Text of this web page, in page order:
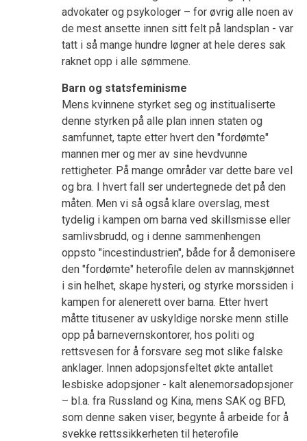
advokater og psykologer – for øvrig alle noen av
de mest ansette innen sitt felt på landsplan - var
tatt i så mange hundre løgner at hele deres sak
raknet opp i alle sømmene.
Barn og statsfeminisme
Mens kvinnene styrket seg og institualiserte
denne styrken på alle plan innen staten og
samfunnet, tapte etter hvert den "fordømte"
mannen mer og mer av sine hevdvunne
rettigheter. På mange områder var dette bare vel
og bra. I hvert fall ser undertegnede det på den
måten. Men vi så også klare overslag, mest
tydelig i kampen om barna ved skillsmisse eller
samlivsbrudd, og i denne sammenhengen
oppsto "incestindustrien", både for å demonisere
den "fordømte" heterofile delen av mannskjønnet
i sin helhet, skape hysteri, og styrke morssiden i
kampen for alenerett over barna. Etter hvert
måtte titusener av uskyldige norske menn stille
opp på barnevernskontorer, hos politi og
rettsvesen for å forsvare seg mot slike falske
anklager. Innen adopsjonsfeltet økte antallet
lesbiske adopsjoner - kalt alenemorsadopsjoner
– bl.a. fra Russland og Kina, mens SAK og BFD,
som denne saken viser, begynte å arbeide for å
svekke rettssikkerheten til heterofile